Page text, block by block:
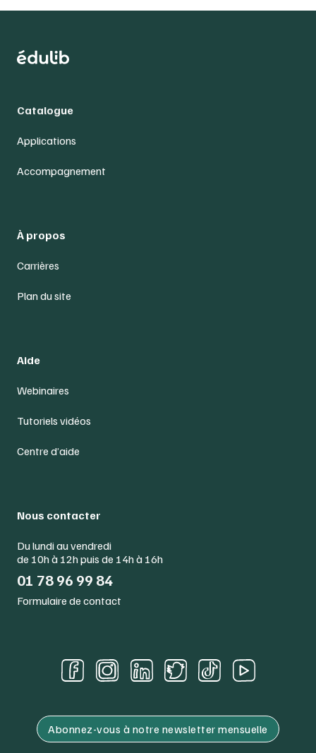
Catalogue
Applications
Accompagnement
À propos
Carrières
Plan du site
Aide
Webinaires
Tutoriels vidéos
Centre d’aide
Nous contacter
Du lundi au vendredi
de 10h à 12h puis de 14h à 16h
01 78 96 99 84
Formulaire de contact
Abonnez-vous à notre newsletter mensuelle